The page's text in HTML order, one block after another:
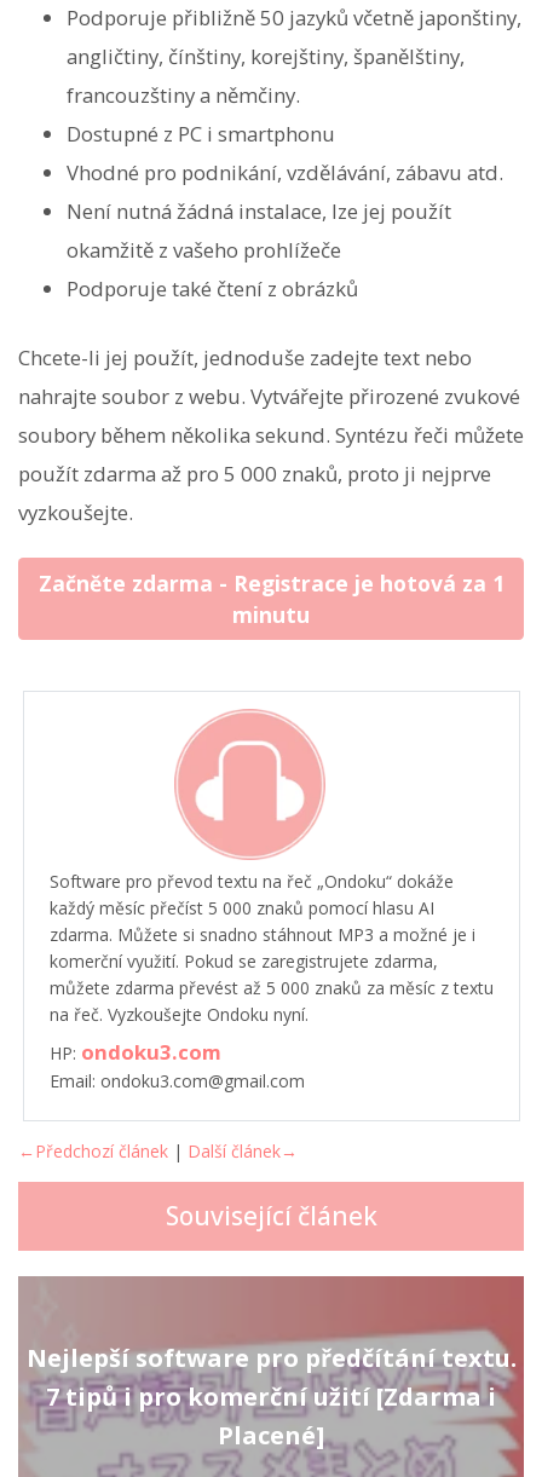
Podporuje přibližně 50 jazyků včetně japonštiny,
angličtiny, čínštiny, korejštiny, španělštiny,
francouzštiny a němčiny.
Dostupné z PC i smartphonu
Vhodné pro podnikání, vzdělávání, zábavu atd.
Není nutná žádná instalace, lze jej použít
okamžitě z vašeho prohlížeče
Podporuje také čtení z obrázků
Chcete-li jej použít, jednoduše zadejte text nebo
nahrajte soubor z webu. Vytvářejte přirozené zvukové
soubory během několika sekund. Syntézu řeči můžete
použít zdarma až pro 5 000 znaků, proto ji nejprve
vyzkoušejte.
Začněte zdarma - Registrace je hotová za 1
minutu
Software pro převod textu na řeč „Ondoku“ dokáže
každý měsíc přečíst 5 000 znaků pomocí hlasu AI
zdarma. Můžete si snadno stáhnout MP3 a možné je i
komerční využití. Pokud se zaregistrujete zdarma,
můžete zdarma převést až 5 000 znaků za měsíc z textu
na řeč. Vyzkoušejte Ondoku nyní.
HP: ondoku3.com
Email: ondoku3.com@gmail.com
←Předchozí článek | Další článek→
Související článek
Nejlepší software pro předčítání textu.
7 tipů i pro komerční užití [Zdarma i
Placené]